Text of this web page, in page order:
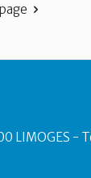
LIMOGES -